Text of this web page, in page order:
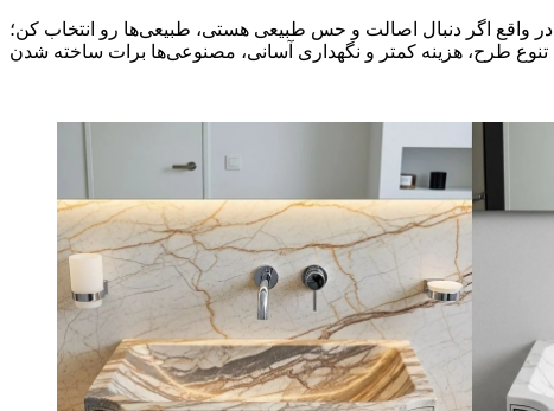
در واقع اگر دنبال اصالت و حس طبیعی هستی، طبیعی‌ها رو انتخاب کن؛